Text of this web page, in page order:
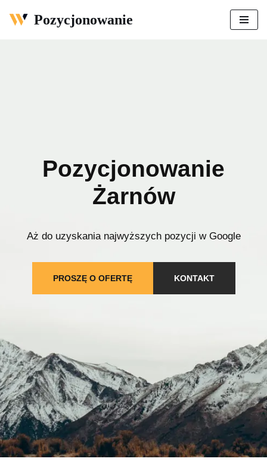
Pozycjonowanie
Pozycjonowanie
Żarnów
Aż do uzyskania najwyższych pozycji w Google
PROSZĘ O OFERTĘ KONTAKT